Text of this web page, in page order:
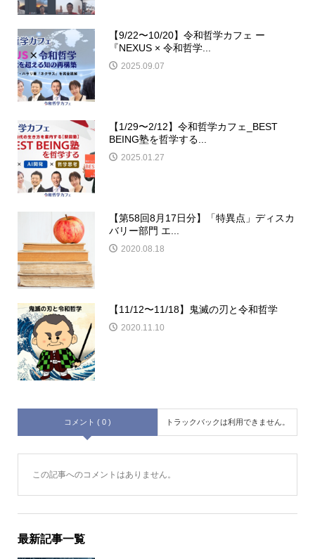
【9/22〜10/20】令和哲学カフェ ー
『NEXUS × 令和哲学...
2025.09.07
【1/29〜2/12】令和哲学カフェ_BEST
BEING塾を哲学する...
2025.01.27
【第58回8月17日分】「特異点」ディスカ
バリー部門 エ...
2020.08.18
【11/12〜11/18】鬼滅の刃と令和哲学
2020.11.10
コメント ( 0 ) トラックバックは利用できません。
この記事へのコメントはありません。
最新記事一覧